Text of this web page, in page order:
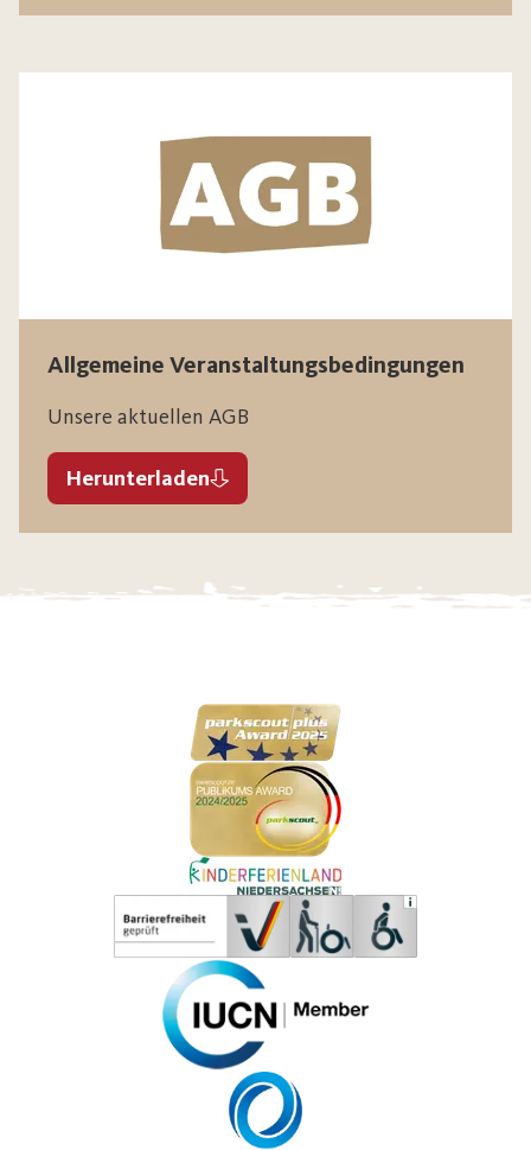
Allgemeine Veranstaltungsbedingungen
Unsere aktuellen AGB
Herunterladen